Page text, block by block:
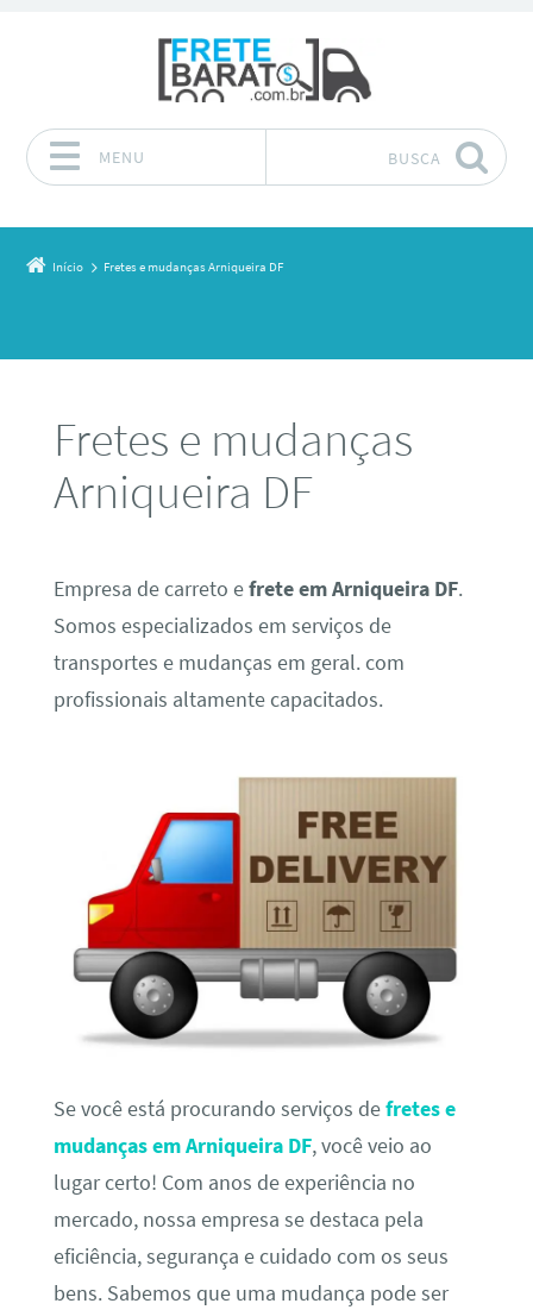
MENU BUSCA
Início Fretes e mudanças Arniqueira DF
Fretes e mudanças
Arniqueira DF
Empresa de carreto efrete em Arniqueira DF.
Somos especializados em serviços de
transportes e mudanças em geral. com
profissionais altamente capacitados.
Se você está procurando serviços defretes e
mudanças em Arniqueira DF, você veio ao
lugar certo! Com anos de experiência no
mercado, nossa empresa se destaca pela
eficiência, segurança e cuidado com os seus
bens. Sabemos que uma mudança pode ser